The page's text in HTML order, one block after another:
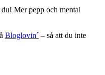
Mer pepp och mental
Bloglovin´ – så att du inte